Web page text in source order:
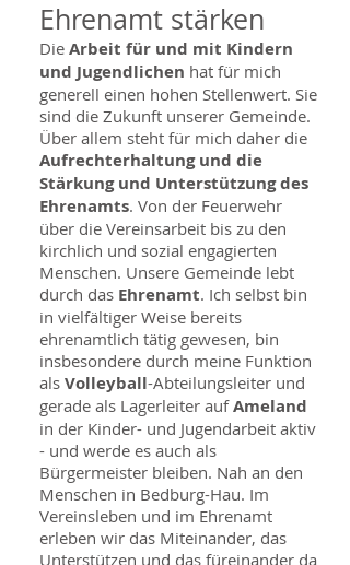
Ehrenamt stärken
Die Arbeit für und mit Kindern
und Jugendlichen hat für mich
generell einen hohen Stellenwert. Sie
sind die Zukunft unserer Gemeinde.
Über allem steht für mich daher die
Aufrechterhaltung und die
Stärkung und Unterstützung des
Ehrenamts. Von der Feuerwehr
über die Vereinsarbeit bis zu den
kirchlich und sozial engagierten
Menschen. Unsere Gemeinde lebt
durch das Ehrenamt. Ich selbst bin
in vielfältiger Weise bereits
ehrenamtlich tätig gewesen, bin
insbesondere durch meine Funktion
als Volleyball-Abteilungsleiter und
gerade als Lagerleiter aufAmeland
in der Kinder- und Jugendarbeit aktiv
- und werde es auch als
Bürgermeister bleiben. Nah an den
Menschen in Bedburg-Hau. Im
Vereinsleben und im Ehrenamt
erleben wir das Miteinander, das
Unterstützen und das füreinander da